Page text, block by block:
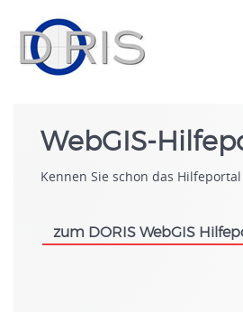
WebGIS-
Kennen Sie schon das Hilfeportal
zum DORIS WebGIS